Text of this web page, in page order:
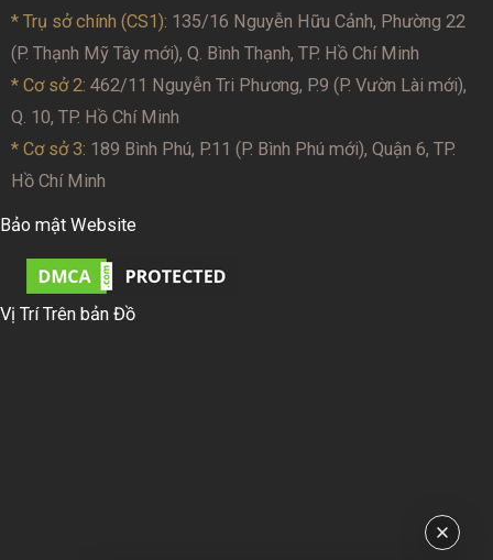
* Trụ sở chính (CS1): 135/16 Nguyễn Hữu Cảnh, Phường 22
(P. Thạnh Mỹ Tây mới), Q. Bình Thạnh, TP. Hồ Chí Minh
* Cơ sở 2: 462/11 Nguyễn Tri Phương, P.9 (P. Vườn Lài mới),
Q. 10, TP. Hồ Chí Minh
* Cơ sở 3: 189 Bình Phú, P.11 (P. Bình Phú mới), Quận 6, TP.
Hồ Chí Minh
Bảo mật Website
Vị Trí Trên bản Đồ